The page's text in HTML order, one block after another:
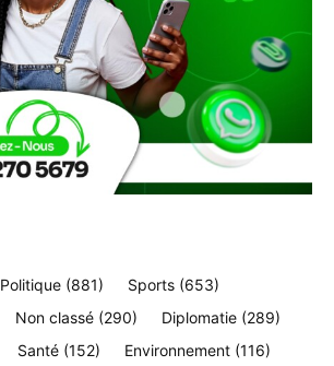
Politique (881) Sports (653)
Non classé (290) Diplomatie (289)
Santé (152) Environnement (116)